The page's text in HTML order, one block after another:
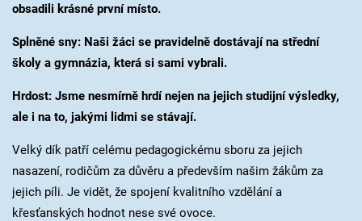
obsadili krásné první místo.
Splněné sny: Naši žáci se pravidelně dostávají na střední
školy a gymnázia, která si sami vybrali.
Hrdost: Jsme nesmírně hrdí nejen na jejich studijní výsledky,
ale i na to, jakými lidmi se stávají.
Velký dík patří celému pedagogickému sboru za jejich
nasazení, rodičům za důvěru a především našim žákům za
jejich píli. Je vidět, že spojení kvalitního vzdělání a
křesťanských hodnot nese své ovoce.